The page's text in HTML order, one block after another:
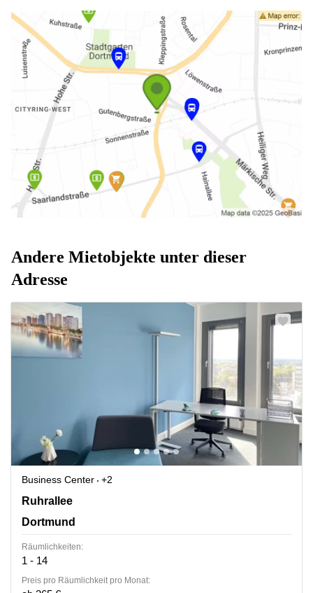
Andere Mietobjekte unter dieser
Adresse
Business Center
+2
Ruhrallee 9, Dortmund
Ruhrallee
Dortmund
Räumlichkeiten:
1 - 14
Preis pro Räumlichkeit pro Monat: